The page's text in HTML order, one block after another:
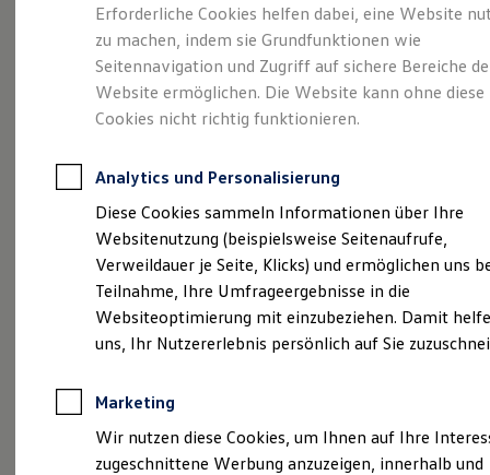
Leasing
Leasing-Angebote
Gebrauchtwagen Leasing
Junge Gebrauchtwagen-Leasing
Elektroauto Leasing
Kleinwagen-Leasing
Leasing ohne Anzahlung
Autokredit mit Schlussrate
Versicherungen und Garantien
Kfz-Versicherung
Restschuldversicherungen
Garantien
Wartungsverträge
Geschäftskunden
Professional Class bei Volkswagen
Großkunden
Behörden
Anpfiff zum Gewinn
Elektroautos
ID. Tutorials
So geht neu.
Entdecken Sie jetzt
den neuen ID.3 Neo!
Erforderliche Cookies helfen dabei, eine Website
zu machen, indem sie Grundfunktionen wie
Seitennavigation und Zugriff auf sichere Bereiche
Website ermöglichen. Die Website kann ohne diese
Cookies nicht richtig funktionieren.
Analytics und Personalisierung
Diese Cookies sammeln Informationen über Ihre
Websitenutzung (beispielsweise Seitenaufrufe,
Verweildauer je Seite, Klicks) und ermöglichen uns
Teilnahme, Ihre Umfrageergebnisse in die
Websiteoptimierung mit einzubeziehen. Damit
uns, Ihr Nutzererlebnis persönlich auf Sie
Marketing
Wir nutzen diese Cookies, um Ihnen auf Ihre
zugeschnittene Werbung anzuzeigen, innerhalb und